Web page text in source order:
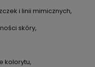
i linii mimicznych,
skóry,
kolorytu,